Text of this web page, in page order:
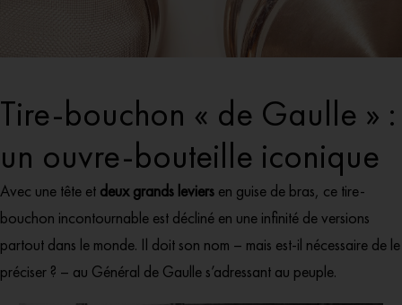
Tire-bouchon « de Gaulle » :
un ouvre-bouteille iconique
Avec une tête et deux grands leviers en guise de bras, ce tire-
bouchon incontournable est décliné en une infinité de versions
partout dans le monde. Il doit son nom – mais est-il nécessaire de le
préciser ? – au Général de Gaulle s’adressant au peuple.